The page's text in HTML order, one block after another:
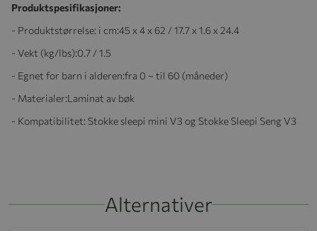
Produktspesifikasjoner:
- Produktstørrelse: i cm:45 x 4 x 62 / 17.7 x 1.6 x 24.4
- Vekt (kg/lbs):0.7 / 1.5
- Egnet for barn i alderen:fra 0 ~ til 60 (måneder)
- Materialer:Laminat av bøk
- Kompatibilitet: Stokke sleepi mini V3 og Stokke Sleepi Seng V3
Alternativer